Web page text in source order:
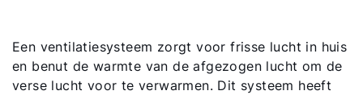
Een ventilatiesysteem zorgt voor frisse lucht in huis
en benut de warmte van de afgezogen lucht om de
verse lucht voor te verwarmen. Dit systeem heeft